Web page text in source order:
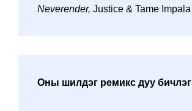
Neverender, Justice & Tame Impala
Оны шилдэг ремикс дуу бичлэг